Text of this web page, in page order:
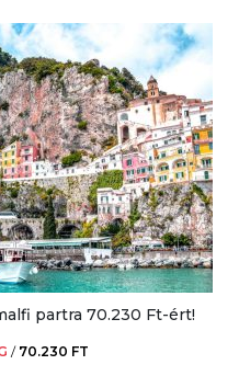
partra 70.230 Ft-ért!
/ 70.230 FT